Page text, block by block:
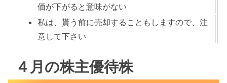
価が下がると意味がない
私は、貰う前に売却することもしますので、注
意して下さい
４月の株主優待株